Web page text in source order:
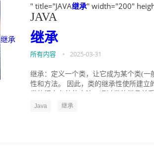
继承
" title="JAVA继承" width="200"
JAVA
继承
所有内容 • 2025-03-31
继承：定义一个类，让它成为某个类(
性和方法。 因此，类的继承性使所建立
Java 继承